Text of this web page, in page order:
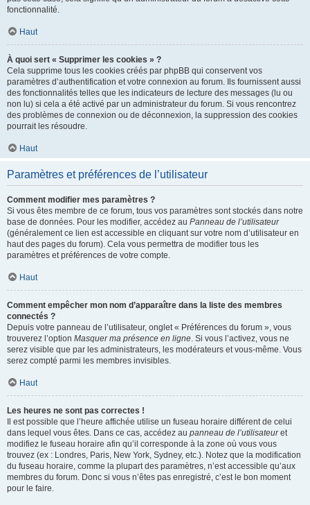
fonctionnalité.
Haut
À quoi sert « Supprimer les cookies » ?
Cela supprime tous les cookies créés par phpBB qui conservent vos
paramètres d’authentification et votre connexion au forum. Ils fournissent aussi
des fonctionnalités telles que les indicateurs de lecture des messages (lu ou
non lu) si cela a été activé par un administrateur du forum. Si vous rencontrez
des problèmes de connexion ou de déconnexion, la suppression des cookies
pourrait les résoudre.
Haut
Paramètres et préférences de l’utilisateur
Comment modifier mes paramètres ?
Si vous êtes membre de ce forum, tous vos paramètres sont stockés dans notre
base de données. Pour les modifier, accédez au Panneau de l’utilisateur
(généralement ce lien est accessible en cliquant sur votre nom d’utilisateur en
haut des pages du forum). Cela vous permettra de modifier tous les
paramètres et préférences de votre compte.
Haut
Comment empêcher mon nom d’apparaître dans la liste des membres
connectés ?
Depuis votre panneau de l’utilisateur, onglet « Préférences du forum », vous
trouverez l’option Masquer ma présence en ligne. Si vous l’activez, vous ne
serez visible que par les administrateurs, les modérateurs et vous-même. Vous
serez compté parmi les membres invisibles.
Haut
Les heures ne sont pas correctes !
Il est possible que l’heure affichée utilise un fuseau horaire différent de celui
dans lequel vous êtes. Dans ce cas, accédez au panneau de l’utilisateuret
modifiez le fuseau horaire afin qu’il corresponde à la zone où vous vous
trouvez (ex : Londres, Paris, New York, Sydney, etc.). Notez que la modification
du fuseau horaire, comme la plupart des paramètres, n’est accessible qu’aux
membres du forum. Donc si vous n’êtes pas enregistré, c’est le bon moment
pour le faire.